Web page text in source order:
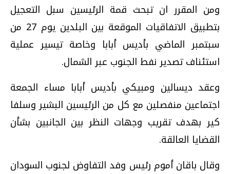
ومن المقرر ان تبحث قمة الرئيسين سبل التعجيل
بتطبيق الاتفاقيات الموقعة بين البلدين يوم 27 من
سبتمبر الماضي بأديس أبابا وخاصة تيسير عملية
استئناف تصدير نفط الجنوب عبر الشمال.
وعقد ديسالين ومبيكي بأديس أبابا مساء الجمعة
اجتماعين منفصلين مع كل من الرئيسين البشير وسلفا
كير بهدف تقريب وجهات النظر بين الجانبين بشأن
القضايا العالقة.
وقال باقان أموم رئيس وفد التفاوض لجنوب السودان